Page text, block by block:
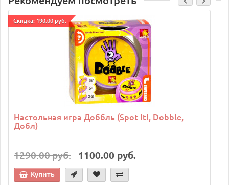
Cкидка: 190.00 руб.
Настольная игра Доббль (Spot It!, Dobble,
Добл)
1290.00 руб. 1100.00 руб.
Купить